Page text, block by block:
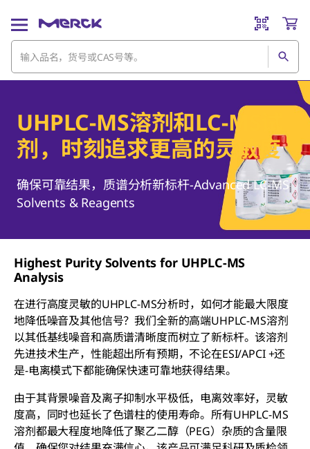
UHPLC-MS溶剂和LC-MS试
剂，时刻追求更高的灵敏度
确保可靠结果，质谱分析新标杆-Advanced LC-MS
Solvents & Reagents
Highest Purity Solvents for UHPLC-MS
Analysis
在进行高度灵敏的UHPLC-MS分析时，如何才能最大限度
地降低噪音及其他信号？我们全新的高端UHPLC-MS溶剂
以其低基线噪音和高质谱清晰度而树立了新标杆。该溶剂
先进技术生产，性能超出所有预期，不论在ESI/APCI +还
是-电离模式下都能确保快速可靠地获得结果。
由于其背景噪音及离子抑制水平极低，电离效率好，灵敏
度高，同时也延长了色谱柱的使用寿命。所有UHPLC-MS
溶剂都最大程度地降低了聚乙二醇（PEG）杂质的含量限